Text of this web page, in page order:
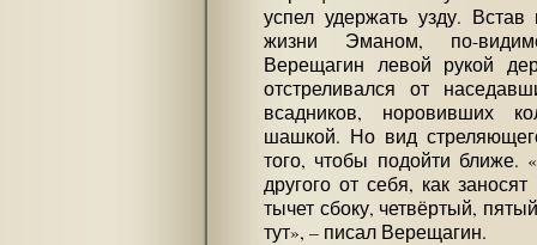
успел удержать узду.
жизни Эманом, по-
Верещагин левой рукой
отстреливался от
всадников, норовивших
шашкой. Но вид
того, чтобы подойти ближе.
другого от себя, как
тычет сбоку, четвёртый,
тут», – писал Верещагин.